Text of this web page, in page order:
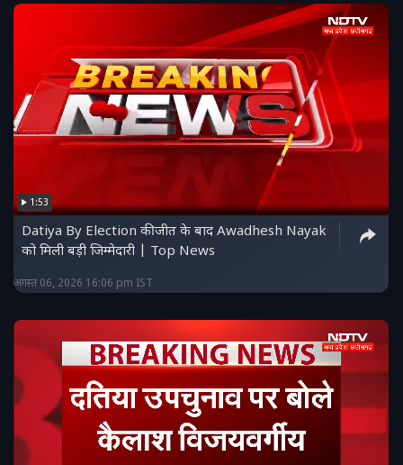
1:53
Datiya By Election की जीत के बाद Awadhesh Nayak
को मिली बड़ी जिम्मेदारी | Top News
अगस्त 06, 2026 16:06 pm IST